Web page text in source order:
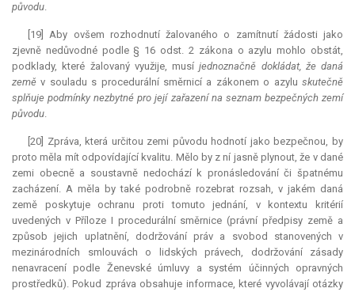
původu.
[19] Aby ovšem rozhodnutí žalovaného o zamítnutí žádosti jako
zjevně nedůvodné podle § 16 odst. 2 zákona o azylu mohlo obstát,
podklady, které žalovaný využije, musíjednoznačně dokládat, že daná
země v souladu s procedurální směrnicí a zákonem o azylu skutečně
splňuje podmínky nezbytné pro její zařazení na seznam bezpečných zemí
původu.
[20] Zpráva, která určitou zemi původu hodnotí jako bezpečnou, by
proto měla mít odpovídající kvalitu. Mělo by z ní jasně plynout, že v dané
zemi obecně a soustavně nedochází k pronásledování či špatnému
zacházení. A měla by také podrobně rozebrat rozsah, v jakém daná
země poskytuje ochranu proti tomuto jednání, v kontextu kritérií
uvedených v Příloze I procedurální směrnice (právní předpisy země a
způsob jejich uplatnění, dodržování práv a svobod stanovených v
mezinárodních smlouvách o lidských právech, dodržování zásady
nenavracení podle Ženevské úmluvy a systém účinných opravných
prostředků). Pokud zpráva obsahuje informace, které vyvolávají otázky